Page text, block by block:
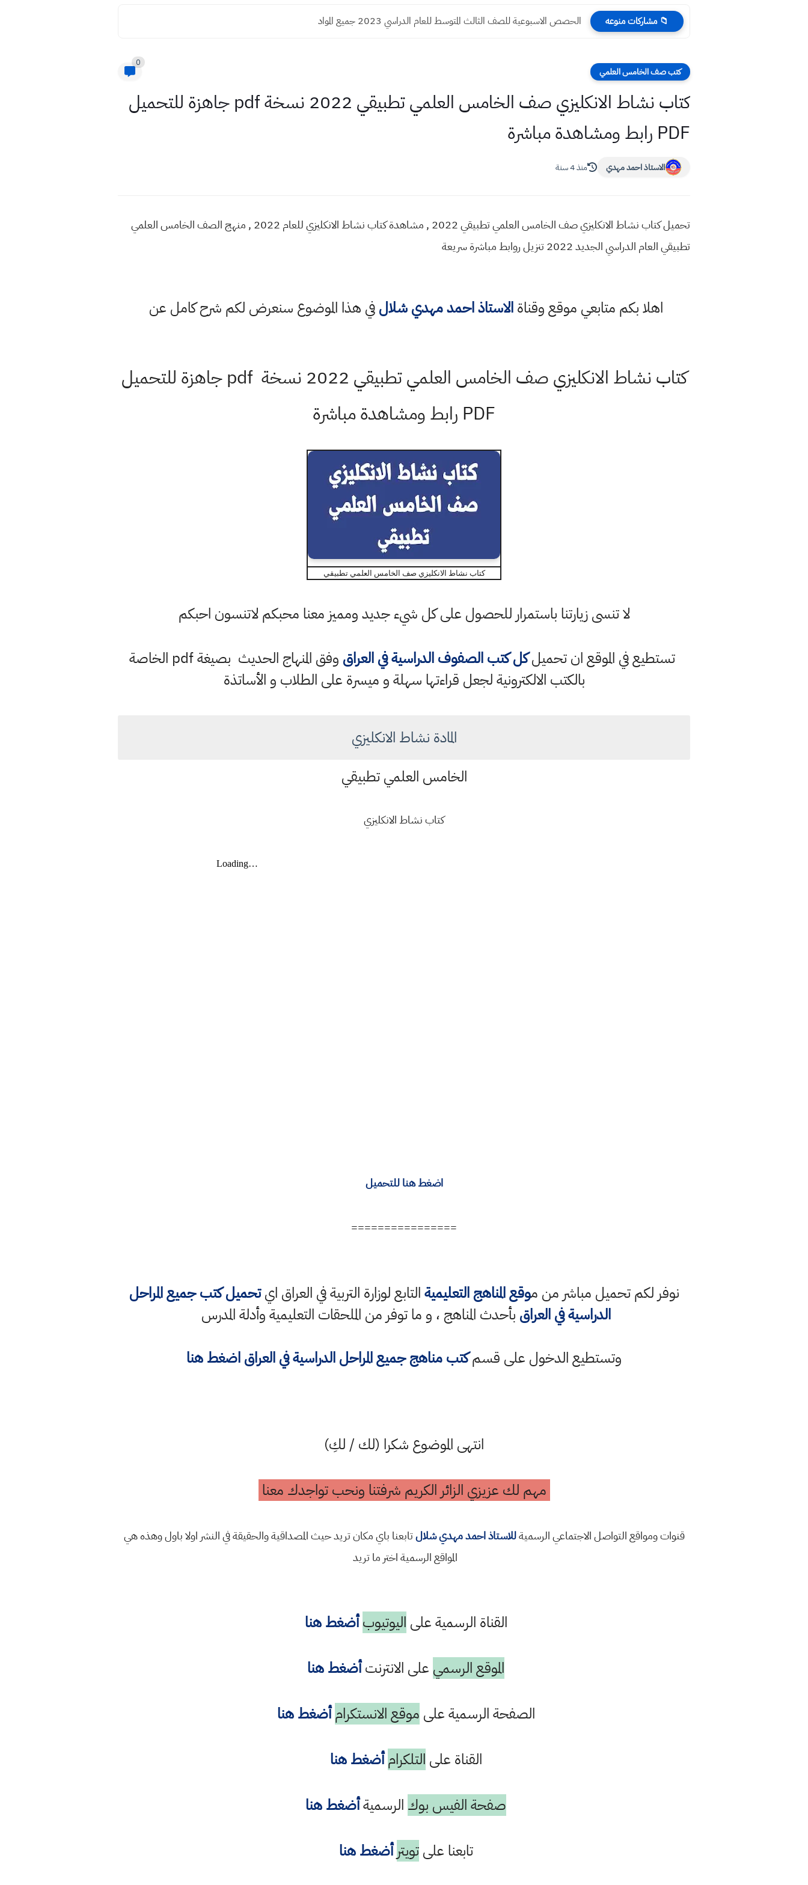
📁 مشاركات منوعه الحصص الاسبوعية للصف الثالث المتوسط للعام الدراسي 2023 جميع المواد
كتب صف الخامس العلمي
0
كتاب نشاط الانكليزي صف الخامس العلمي تطبيقي 2022 نسخة pdf جاهزة للتحميل
PDF رابط ومشاهدة مباشرة
الاستاذ احمد مهدي منذ 4 سنة
تحميل كتاب نشاط الانكليزي صف الخامس العلمي تطبيقي 2022 , مشاهدة كتاب نشاط الانكليزي للعام 2022 , منهج الصف الخامس العلمي
تطبيقي العام الدراسي الجديد 2022 تنزيل روابط مباشرة سريعة
اهلا بكم متابعي موقع وقناةالاستاذ احمد مهدي شلالفي هذا الموضوع سنعرض لكم شرح كامل عن
كتاب نشاط الانكليزي صف الخامس العلمي تطبيقي 2022 نسخة pdf جاهزة للتحميل
PDF رابط ومشاهدة مباشرة
كتاب نشاط الانكليزي صف الخامس العلمي تطبيقي
لا تنسى زيارتنا باستمرار للحصول على كل شيء جديد ومميز معنا محبكم لاتنسون احبكم
تستطيع في الموقع ان تحميلكل كتب الصفوف الدراسية في العراق
وفق المنهاج الحديث بصيغة pdf الخاصة
بالكتب الالكترونية لجعل قراءتها سهلة و ميسرة على الطلاب و الأساتذة
المادة نشاط الانكليزي
الخامس العلمي تطبيقي
كتاب نشاط الانكليزي
اضغط هنا للتحميل
================
نوفر لكم تحميل مباشر من موقع المناهج التعليميةالتابع لوزارة التربية في العراق ايتحميل كتب جميع المراحل
الدراسية في العراق بأحدث المناهج ، و ما توفر من الملحقات التعليمية وأدلة المدرس
وتستطيع الدخول على قسمكتب مناهج جميع المراحل الدراسية في العراق اضغط هنا
انتهى الموضوع شكرا (لك / لكِ)
مهم لك عزيزي الزائر الكريم شرفتنا ونحب تواجدك معنا
قنوات ومواقع التواصل الاجتماعي الرسميةللاستاذ احمد مهدي شلالتابعنا باي مكان تريد حيث المصداقية والحقيقة في النشر اولا باول وهذه هي
المواقع الرسمية اختر ما تريد
القناة الرسمية على اليوتيوب أضغط هنا
الموقع الرسمي على الانترنتأضغط هنا
الصفحة الرسمية على موقع الانستكرام أضغط هنا
القناة على التلكرام أضغط هنا
صفحة الفيس بوك الرسميةأضغط هنا
تابعنا علىتويتر أضغط هنا